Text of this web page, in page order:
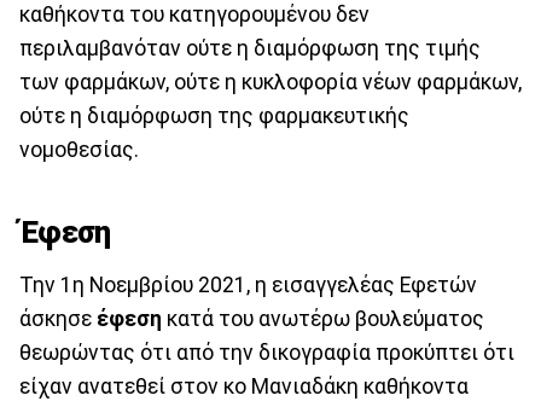
καθήκοντα του κατηγορουμένου δεν
περιλαμβανόταν ούτε η διαμόρφωση της τιμής
των φαρμάκων, ούτε η κυκλοφορία νέων φαρμάκων,
ούτε η διαμόρφωση της φαρμακευτικής
νομοθεσίας.
Έφεση
Την 1η Νοεμβρίου 2021, η εισαγγελέας Εφετών
άσκησε έφεση κατά του ανωτέρω βουλεύματος
θεωρώντας ότι από την δικογραφία προκύπτει ότι
είχαν ανατεθεί στον κο Μανιαδάκη καθήκοντα